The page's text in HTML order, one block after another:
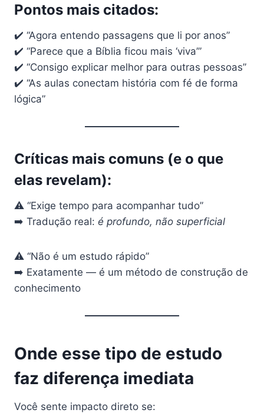
Pontos mais citados:
✔️ “Agora entendo passagens que li por anos”
✔️ “Parece que a Bíblia ficou mais ‘viva’”
✔️ “Consigo explicar melhor para outras pessoas”
✔️ “As aulas conectam história com fé de forma
lógica”
Críticas mais comuns (e o que
elas revelam):
⚠️ “Exige tempo para acompanhar tudo”
➡️ Tradução real: é profundo, não superficial
⚠️ “Não é um estudo rápido”
➡️ Exatamente — é um método de construção de
conhecimento
Onde esse tipo de estudo
faz diferença imediata
Você sente impacto direto se: